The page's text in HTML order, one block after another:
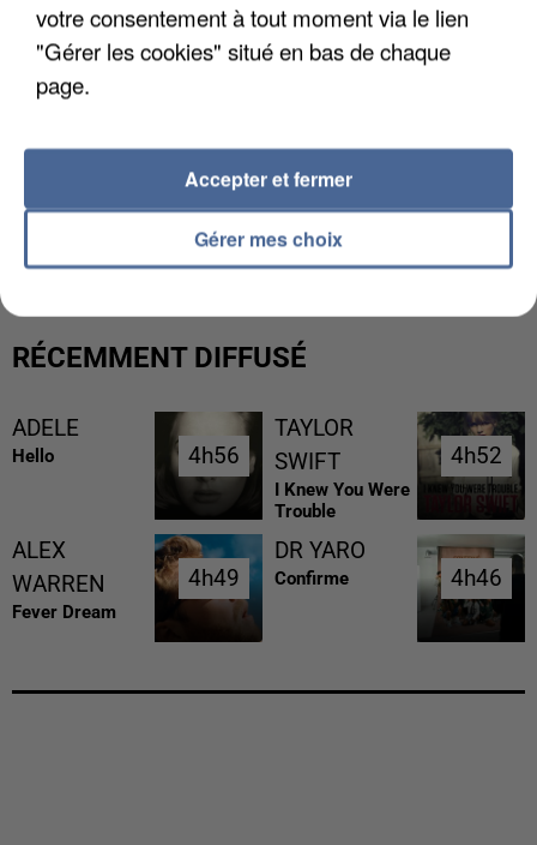
L’UN DES FONDATEURS SUPPOSÉS DE LA DZ
MAFIA INTERPELLÉ EN ALGÉRIE
RÉCEMMENT DIFFUSÉ
ADELE
Hello 4h56
4h56
TAYLOR
SWIFT
I Knew You Were
Trouble
4h52
4h52
ALEX
WARREN
Fever Dream
4h49
4h49
DR YARO
Confirme 4h46
4h46
votre consentement à tout moment via le lien
"Gérer les cookies" situé en bas de chaque
page.
Gérer mes choix
Accepter et fermer